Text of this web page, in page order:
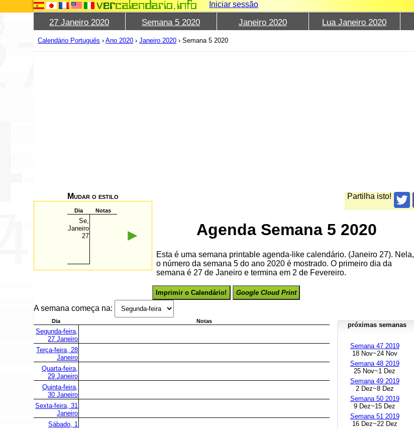
Iniciar sessão
27 Janeiro 2020 Semana 5 2020 Janeiro 2020 Lua Janeiro 2020
Calendário Português ›Ano 2020 ›Janeiro 2020 ›Semana 5 2020
Partilha isto!
Mudar o estilo
Dia Notas
Se,
Janeiro
27
► Agenda Semana 5 2020
Esta é uma semana printable agenda-like calendário. (Janeiro 27). Nela,
o número da semana 5 do ano 2020 é mostrado. O primeiro dia da
semana é 27 de Janeiro e termina em 2 de Fevereiro.
Imprimir o Calendário! Google Cloud Print
A semana começa na:
Dia Notas
Segunda-feira,
27 Janeiro
Terça-feira, 28
Janeiro
Quarta-feira,
29 Janeiro
Quinta-feira,
30 Janeiro
Sexta-feira, 31
Janeiro
Sábado, 1
próximas semanas
Semana 47 2019
18 Nov~24 Nov
Semana 48 2019
25 Nov~1 Dez
Semana 49 2019
2 Dez~8 Dez
Semana 50 2019
9 Dez~15 Dez
Semana 51 2019
16 Dez~22 Dez